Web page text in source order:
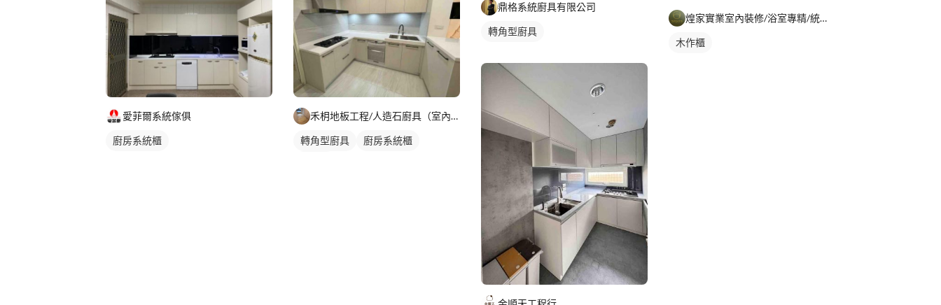
愛菲爾系統傢俱
廚房系統櫃
禾枂地板工程/人造石廚具（室內設計裝修）
轉角型廚具
廚房系統櫃
鼎格系統廚具有限公司
轉角型廚具
煌家實業室內裝修/浴室專精/統包工程
木作櫃